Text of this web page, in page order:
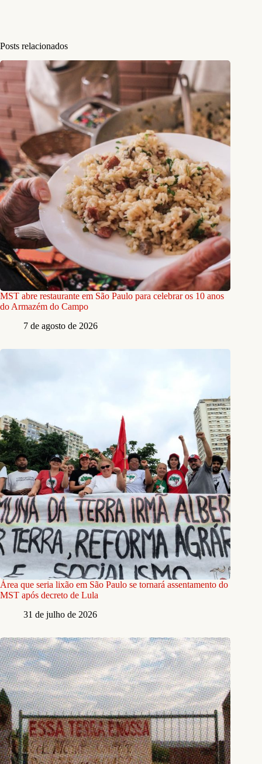
Posts relacionados
MST abre restaurante em São Paulo para celebrar os 10 anos
do Armazém do Campo
7 de agosto de 2026
Área que seria lixão em São Paulo se tornará assentamento do
MST após decreto de Lula
31 de julho de 2026